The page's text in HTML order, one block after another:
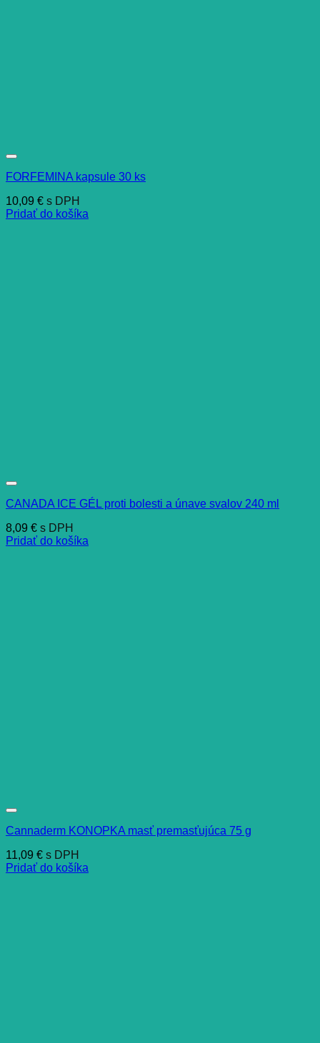
FORFEMINA kapsule 30 ks
10,09 € s DPH
Pridať do košíka
CANADA ICE GÉL proti bolesti a únave svalov 240 ml
8,09 € s DPH
Pridať do košíka
Cannaderm KONOPKA masť premasťujúca 75 g
11,09 € s DPH
Pridať do košíka